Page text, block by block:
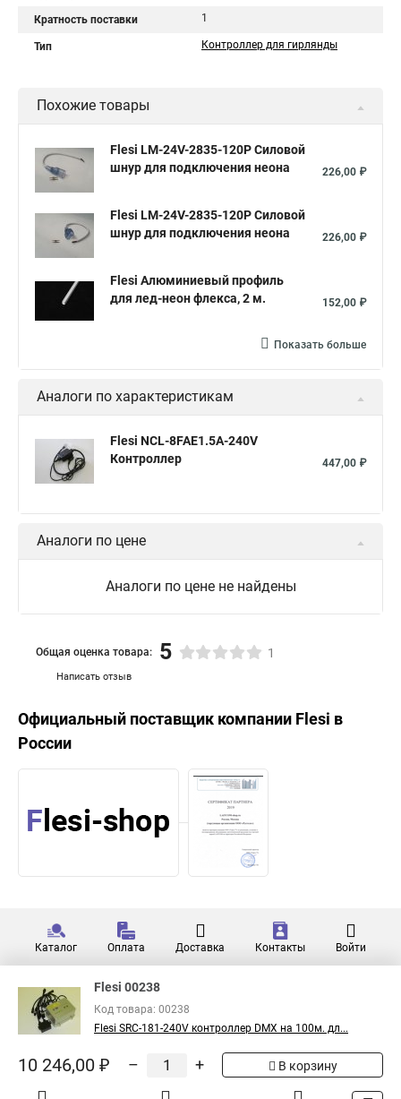
Кратность поставки 1
Тип Контроллер для гирлянды
Похожие товары
Flesi LM-24V-2835-120P Силовой
шнур для подключения неона
226,00 ₽
Flesi LM-24V-2835-120P Силовой
шнур для подключения неона
226,00 ₽
Flesi Алюминиевый профиль
для лед-неон флекса, 2 м.
152,00 ₽
Показать больше
Аналоги по характеристикам
Flesi NCL-8FAE1.5A-240V
Контроллер
447,00 ₽
Аналоги по цене
Аналоги по цене не найдены
Написать отзыв
Общая оценка товара: 5 1
Официальный поставщик компании Flesi в
России
Каталог Оплата Доставка Контакты Войти
Flesi 00238
Код товара: 00238
Flesi SRC-181-240V контроллер DMX на 100м. дл...
10 246,00 ₽ – + В корзину